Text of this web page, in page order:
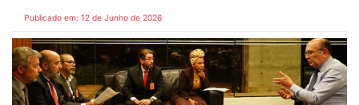
Publicado em: 12 de Junho de 2026